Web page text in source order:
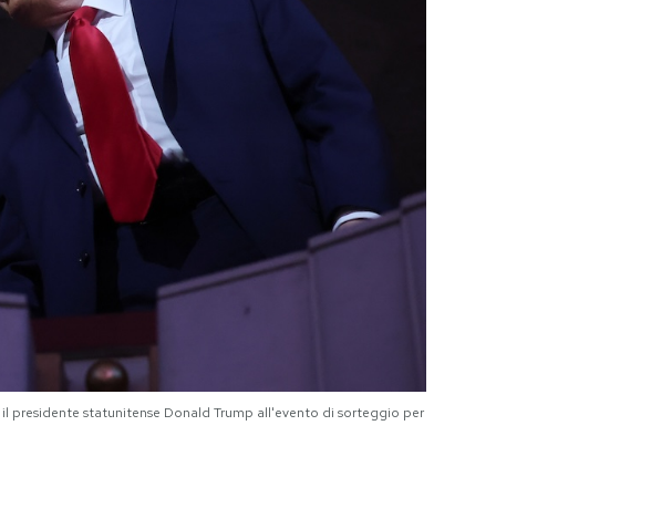
presidente statunitense Donald Trump all'evento di sorteggio per